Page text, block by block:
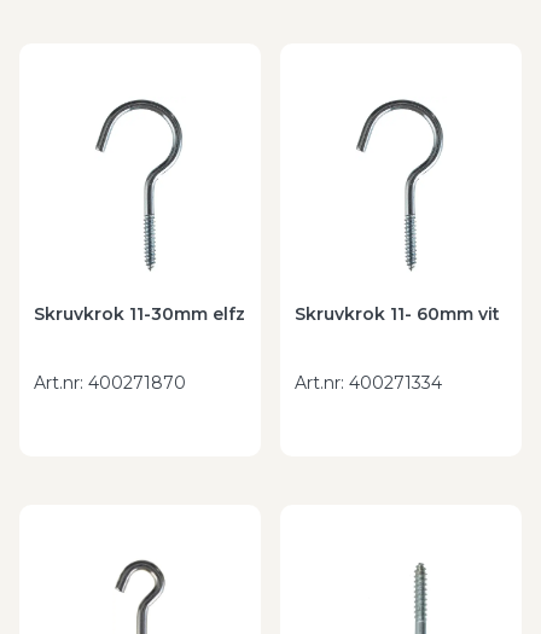
Skruvkrok 11-30mm elfz
Art.nr: 400271870
Skruvkrok 11- 60mm vit
Art.nr: 400271334